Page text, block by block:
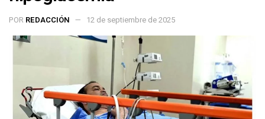
POR REDACCIÓN 12 de septiembre de 2025